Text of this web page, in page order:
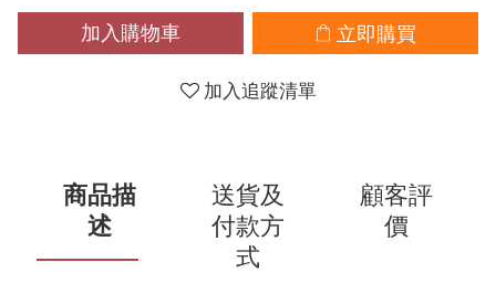
加入購物車 立即購買
加入追蹤清單
商品描
述
送貨及
付款方
式
顧客評
價